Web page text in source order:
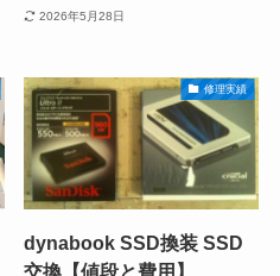
2026年5月28日
修理実績
dynabook SSD換装 SSD
交換【値段と費用】